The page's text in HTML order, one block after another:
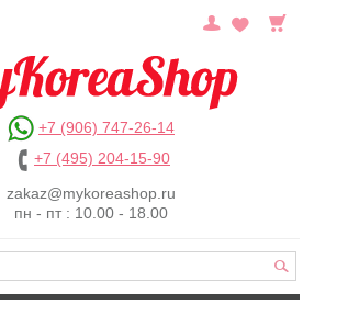
+7 (906) 747-26-14
+7 (495) 204-15-90
zakaz@mykoreashop.ru
пн - пт : 10.00 - 18.00